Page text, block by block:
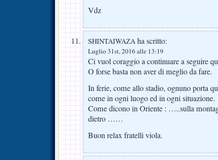
Vdz
SHINTAIWAZA ha scritto:
Luglio 31st, 2016 alle 13:19
Ci vuol coraggio a continuare a seguire
O forse basta non aver di meglio da fare.
In ferie, come allo stadio, ognuno porta
come in ogni luogo ed in ogni situazione.
Come dicono in Oriente : …..sulla
dietro ……
Buon relax fratelli viola.